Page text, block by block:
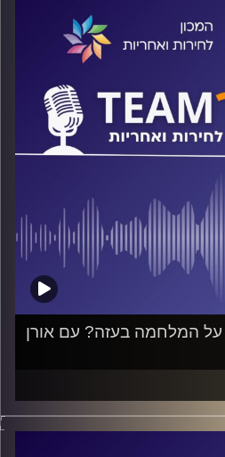
וכיצד כל אלו מושפעים
וייצמן עם ד"ר שחר גינדי
ואחריות
על המלחמה בעזה? עם אורן
באוניברסיטת רייכמן